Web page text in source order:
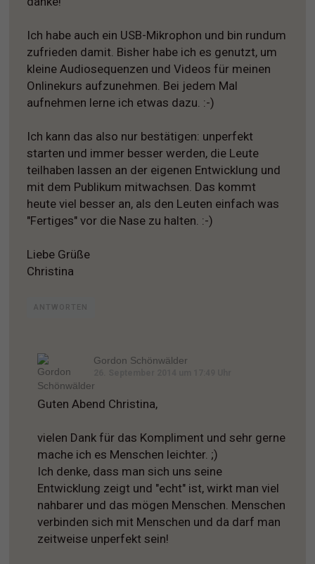
Ich habe auch ein USB-Mikrophon und bin rundum
zufrieden damit. Bisher habe ich es genutzt, um
kleine Audiosequenzen und Videos für meinen
Onlinekurs aufzunehmen. Bei jedem Mal
aufnehmen lerne ich etwas dazu. :-)
Ich kann das also nur bestätigen: unperfekt
starten und immer besser werden, die Leute
teilhaben lassen an der eigenen Entwicklung und
mit dem Publikum mitwachsen. Das kommt
heute viel besser an, als den Leuten einfach was
"Fertiges" vor die Nase zu halten. :-)
Liebe Grüße
Christina
ANTWORTEN
Gordon Schönwälder
Guten Abend Christina,
vielen Dank für das Kompliment und sehr gerne
mache ich es Menschen leichter. ;)
Ich denke, dass man sich uns seine
Entwicklung zeigt und "echt" ist, wirkt man viel
nahbarer und das mögen Menschen. Menschen
verbinden sich mit Menschen und da darf man
zeitweise unperfekt sein!